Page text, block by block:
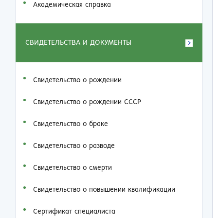
Академическая справка
СВИДЕТЕЛЬСТВА И ДОКУМЕНТЫ
Свидетельство о рождении
Свидетельство о рождении СССР
Свидетельство о браке
Свидетельство о разводе
Свидетельство о смерти
Свидетельство о повышении квалификации
Сертификат специалиста